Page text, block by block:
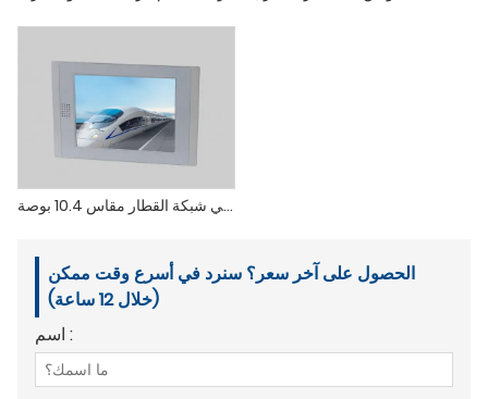
شاشة عرض للتحكم في شبكة القطار مقاس 10.4 بوصة
الحصول على آخر سعر؟ سنرد في أسرع وقت ممكن
(خلال 12 ساعة)
اسم :